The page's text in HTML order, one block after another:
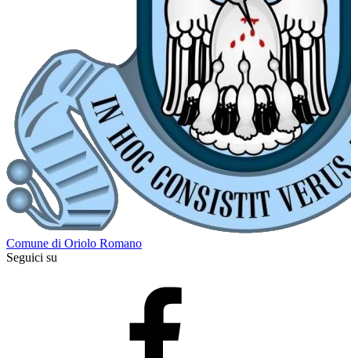
Comune di Oriolo Romano
Seguici su